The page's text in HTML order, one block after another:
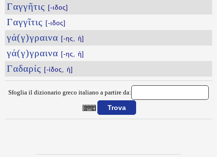
Γαγγῆτις [-ιδος]
Γαγγῖτις [-ιδος]
γά(γ)γραινα [-ης, ἡ]
γά(γ)γραινα [-ης, ἡ]
Γαδαρίς [-ίδος, ἡ]
Sfoglia il dizionario greco italiano a partire da: